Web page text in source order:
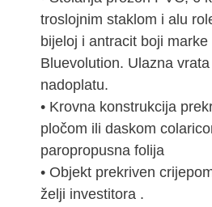
troslojnim staklom i alu
bijeloj i antracit boji
Bluevolution. Ulazna
nadoplatu.
• Krovna konstrukcija
pločom ili daskom
paropropusna folija
• Objekt prekriven
želji investitora .